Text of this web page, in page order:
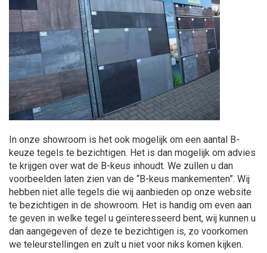
In onze showroom is het ook mogelijk om een aantal B-
keuze tegels te bezichtigen. Het is dan mogelijk om advies
te krijgen over wat de B-keus inhoudt. We zullen u dan
voorbeelden laten zien van de “B-keus mankementen”. Wij
hebben niet alle tegels die wij aanbieden op onze website
te bezichtigen in de showroom. Het is handig om even aan
te geven in welke tegel u geïnteresseerd bent, wij kunnen u
dan aangegeven of deze te bezichtigen is, zo voorkomen
we teleurstellingen en zult u niet voor niks komen kijken.